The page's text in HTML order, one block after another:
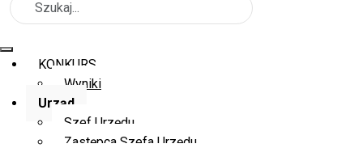
Szukaj
KONKURS
Wyniki
Urząd
Szef Urzędu
Zastępca Szefa Urzędu